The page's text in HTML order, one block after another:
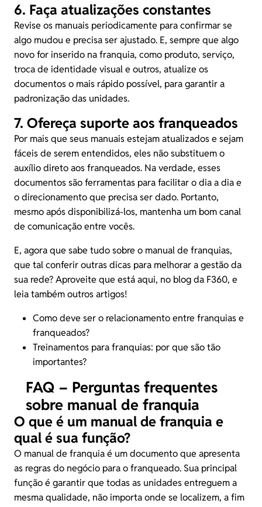
6. Faça atualizações constantes
Revise os manuais periodicamente para confirmar se
algo mudou e precisa ser ajustado. E, sempre que algo
novo for inserido na franquia, como produto, serviço,
troca de identidade visual e outros, atualize os
documentos o mais rápido possível, para garantir a
padronização das unidades.
7. Ofereça suporte aos franqueados
Por mais que seus manuais estejam atualizados e sejam
fáceis de serem entendidos, eles não substituem o
auxílio direto aos franqueados. Na verdade, esses
documentos são ferramentas para facilitar o dia a dia e
o direcionamento que precisa ser dado. Portanto,
mesmo após disponibilizá-los, mantenha um bom canal
de comunicação entre vocês.
E, agora que sabe tudo sobre o manual de franquias,
que tal conferir outras dicas para melhorar a gestão da
sua rede? Aproveite que está aqui, no blog da F360, e
leia também outros artigos!
Como deve ser o relacionamento entre franquias e
franqueados?
Treinamentos para franquias: por que são tão
importantes?
FAQ – Perguntas frequentes
sobre manual de franquia
O que é um manual de franquia e
qual é sua função?
O manual de franquia é um documento que apresenta
as regras do negócio para o franqueado. Sua principal
função é garantir que todas as unidades entreguem a
mesma qualidade, não importa onde se localizem, a fim